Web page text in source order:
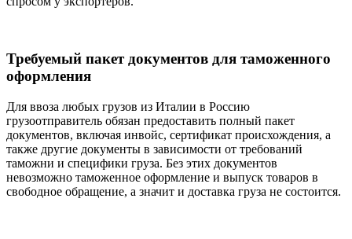
Требуемый пакет документов для таможенного
оформления
Для ввоза любых грузов из Италии в Россию
грузоотправитель обязан предоставить полный пакет
документов, включая инвойс, сертификат происхождения, а
также другие документы в зависимости от требований
таможни и специфики груза. Без этих документов
невозможно таможенное оформление и выпуск товаров в
свободное обращение, а значит и доставка груза не состоится.